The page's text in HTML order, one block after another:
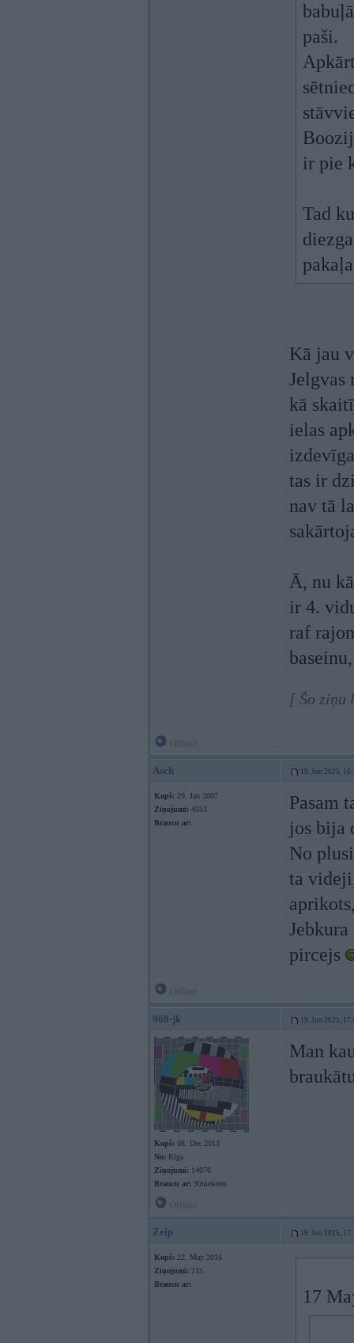
paši.
ir pie
Tad
Kā jau
kā
ielas
tas ir
nav tā
Ā, nu
ir 4.
raf
[ Šo ziņu
Asch 19. Jun 2025,
Kopš: 29. Jan 2007
Ziņojumi: 4553
Braucu ar:
Pasam
jos bija
No
ta
pircejs
968-jk 19. Jun 2025,
Kopš: 08. Dec 2013
No: Rīga
Ziņojumi: 14076
Braucu ar: 30niekiem
Man
Zeip 19. Jun 2025,
Kopš: 22. May 2016
Ziņojumi: 215
Braucu ar:
17